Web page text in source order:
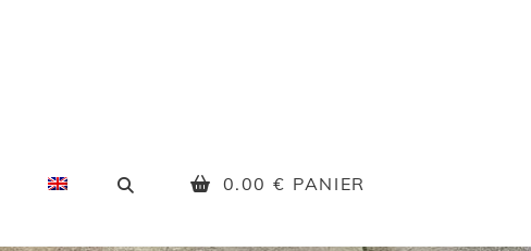
SEARCH0.00 € PANIER